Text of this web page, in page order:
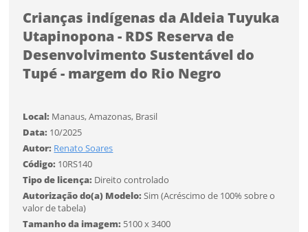
Crianças indígenas da Aldeia Tuyuka
Utapinopona - RDS Reserva de
Desenvolvimento Sustentável do
Tupé - margem do Rio Negro
Local: Manaus, Amazonas, Brasil
Data: 10/2025
Autor: Renato Soares
Código: 10RS140
Tipo de licença: Direito controlado
Autorização do(a) Modelo:Sim (Acréscimo de 100% sobre o
valor de tabela)
Tamanho da imagem: 5100 x 3400
Tamanho
Selecione
Utilização
Tamanho
FINALIZAR
CADASTRE-SE
SALVAR
Desejo receber novidades sobre a Pulsar Imagens
Li e concordo com os
Tamanho